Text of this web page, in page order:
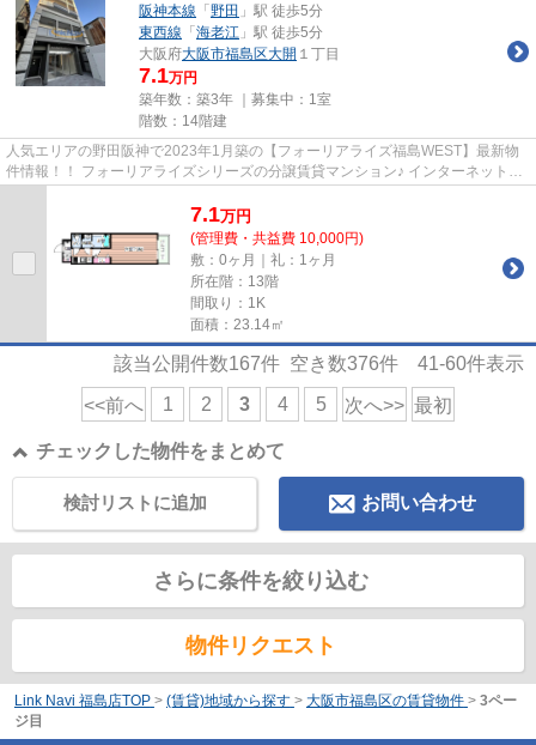
阪神本線 「 野田 」駅 徒歩5分
東西線 「 海老江 」駅 徒歩5分
大阪府大阪市福島区大開 １丁目
7.1万円
築年数：築3年 ｜募集中： 1室
階数：14階建
人気エリアの野田阪神で2023年1月築の【フォーリアライズ福島WEST】最新物
件情報！！ フォーリアライズシリーズの分譲賃貸マンション♪ インターネット無
7.1万円
(管理費・共益費 10,000円)
敷：0ヶ月｜礼：1ヶ月
所在階：13階
間取り：1K
面積：23.14㎡
該当公開件数167件 空き数376件 41-60件表示
<<前へ 1 2 3 4 5 次へ>> 最初
チェックした物件をまとめて
お問い合わせ
検討リストに追加
さらに条件を絞り込む
物件リクエスト
Link Navi 福島店TOP > (賃貸)地域から探す > 大阪市福島区の賃貸物件 > 3ペー
ジ目